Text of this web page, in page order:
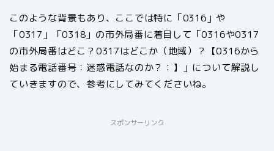
このような背景もあり、ここでは特に「0316」や
「0317」「0318」の市外局番に着目して「0316や0317
の市外局番はどこ？0317はどこか（地域）？【0316から
始まる電話番号：迷惑電話なのか？：】」について解説し
ていきますので、参考にしてみてくださいね。
スポンサーリンク